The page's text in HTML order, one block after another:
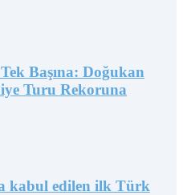
Başına: Doğukan
Turu Rekoruna
kabul edilen ilk Türk